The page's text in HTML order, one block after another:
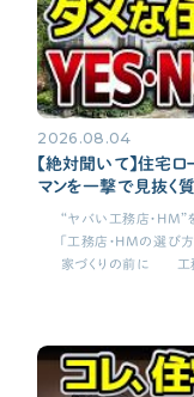
カテゴリから探す
家づく
資金計
標準仕
よく使われるキー
気密性能 付帯
太陽光パネル
2026.08.04
【絶対聞いて】住宅
マンを一撃で見抜く
“ヤバい工務店・HM”
「工務店・HMの選び
家づくりの前に
工